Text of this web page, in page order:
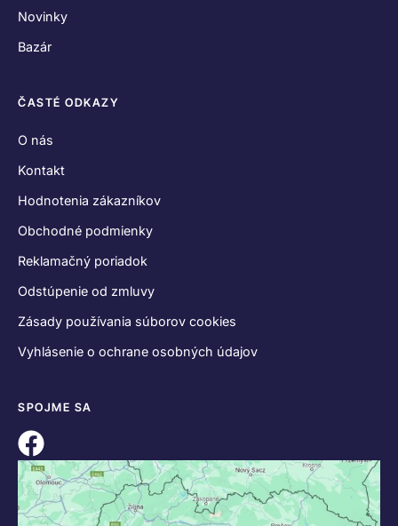
Novinky
Bazár
ČASTÉ ODKAZY
O nás
Kontakt
Hodnotenia zákazníkov
Obchodné podmienky
Reklamačný poriadok
Odstúpenie od zmluvy
Zásady používania súborov cookies
Vyhlásenie o ochrane osobných údajov
SPOJME SA